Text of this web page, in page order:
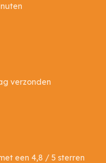
verzonden
een 4,8 / 5 sterren